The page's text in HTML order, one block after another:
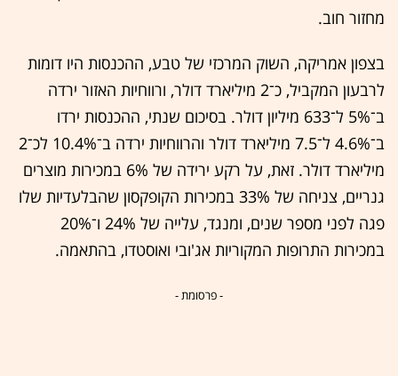
מחזור חוב.
בצפון אמריקה, השוק המרכזי של טבע, ההכנסות היו דומות
לרבעון המקביל, כ־2 מיליארד דולר, ורווחיות האזור ירדה
ב־5% ל־633 מיליון דולר. בסיכום שנתי, ההכנסות ירדו
ב־4.6% ל־7.5 מיליארד דולר והרווחיות ירדה ב־10.4% לכ־2
מיליארד דולר. זאת, על רקע ירידה של 6% במכירות מוצרים
גנריים, צניחה של 33% במכירות הקופקסון שהבלעדיות שלו
פגה לפני מספר שנים, ומנגד, עלייה של 24% ו־20%
במכירות התרופות המקוריות אג'ובי ואוסטדו, בהתאמה.
- פרסומת -